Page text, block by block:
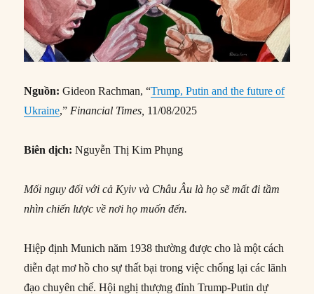
Nguồn:Gideon Rachman, “Trump, Putin and the future of
Ukraine,” Financial Times, 11/08/2025
Biên dịch:Nguyễn Thị Kim Phụng
Mối nguy đối với cả Kyiv và Châu Âu là họ sẽ mất đi tầm
nhìn chiến lược về nơi họ muốn đến.
Hiệp định Munich năm 1938 thường được cho là một cách
diễn đạt mơ hồ cho sự thất bại trong việc chống lại các lãnh
đạo chuyên chế. Hội nghị thượng đỉnh Trump-Putin dự